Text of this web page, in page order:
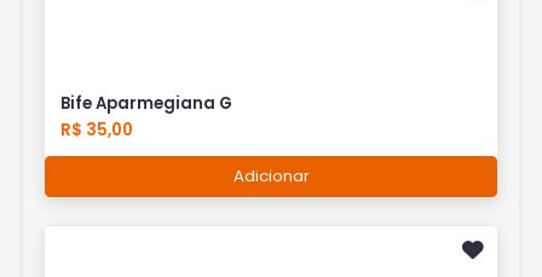
Bife Aparmegiana G
R$ 35,00
Adicionar